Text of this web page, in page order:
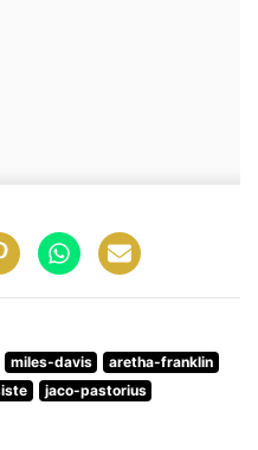
miles-davis
aretha-franklin
jaco-pastorius